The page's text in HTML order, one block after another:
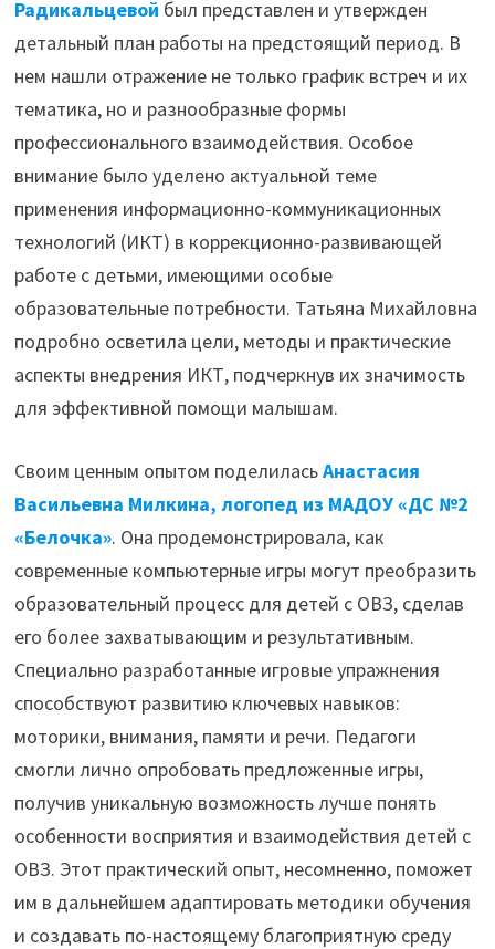
Радикальцевой был представлен и утвержден
детальный план работы на предстоящий период. В
нем нашли отражение не только график встреч и их
тематика, но и разнообразные формы
профессионального взаимодействия. Особое
внимание было уделено актуальной теме
применения информационно-коммуникационных
технологий (ИКТ) в коррекционно-развивающей
работе с детьми, имеющими особые
образовательные потребности. Татьяна Михайловна
подробно осветила цели, методы и практические
аспекты внедрения ИКТ, подчеркнув их значимость
для эффективной помощи малышам.
Своим ценным опытом поделиласьАнастасия
Васильевна Милкина, логопед из МАДОУ «ДС №2
«Белочка». Она продемонстрировала, как
современные компьютерные игры могут преобразить
образовательный процесс для детей с ОВЗ, сделав
его более захватывающим и результативным.
Специально разработанные игровые упражнения
способствуют развитию ключевых навыков:
моторики, внимания, памяти и речи. Педагоги
смогли лично опробовать предложенные игры,
получив уникальную возможность лучше понять
особенности восприятия и взаимодействия детей с
ОВЗ. Этот практический опыт, несомненно, поможет
им в дальнейшем адаптировать методики обучения
и создавать по-настоящему благоприятную среду